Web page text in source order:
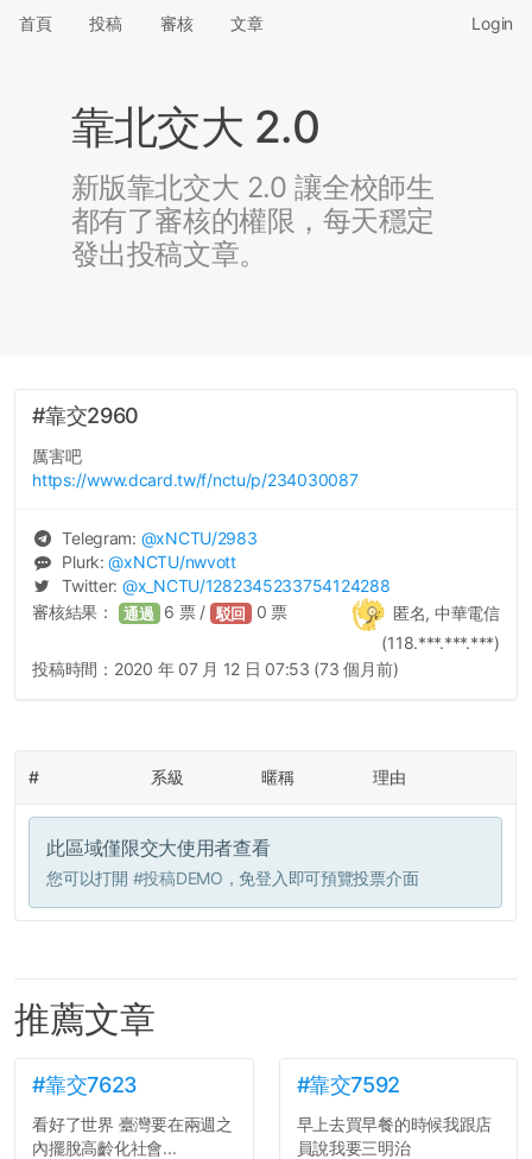
首頁 投稿 審核 文章 Login
靠北交大 2.0
新版靠北交大 2.0 讓全校師生
都有了審核的權限，每天穩定
發出投稿文章。
#靠交2960
厲害吧
https://www.dcard.tw/f/nctu/p/234030087
Telegram: @xNCTU/2983
Plurk:@xNCTU/nwvott
Twitter: @x_NCTU/1282345233754124288
匿名, 中華電信
(118.***.***.***)
審核結果： 通過 6 票 / 駁回 0 票
投稿時間： 2020 年 07 月 12 日 07:53 (73 個月前)
# 系級 暱稱 理由
此區域僅限交大使用者查看
您可以打開 #投稿DEMO ，免登入即可預覽投票介面
推薦文章
#靠交7623
看好了世界 臺灣要在兩週之
內擺脫高齡化社會...
#靠交7592
早上去買早餐的時候我跟店
員說我要三明治